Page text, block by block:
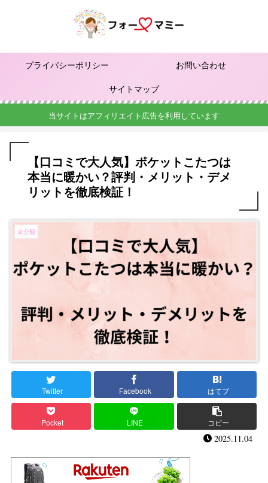
プライバシーポリシー
お問い合わせ
サイトマップ
当サイトはアフィリエイト広告を利用しています
【口コミで大人気】ポケットこたつは
本当に暖かい？評判・メリット・デメ
リットを徹底検証！
未分類
Twitter Facebook はてブ
Pocket LINE コピー
2025.11.04